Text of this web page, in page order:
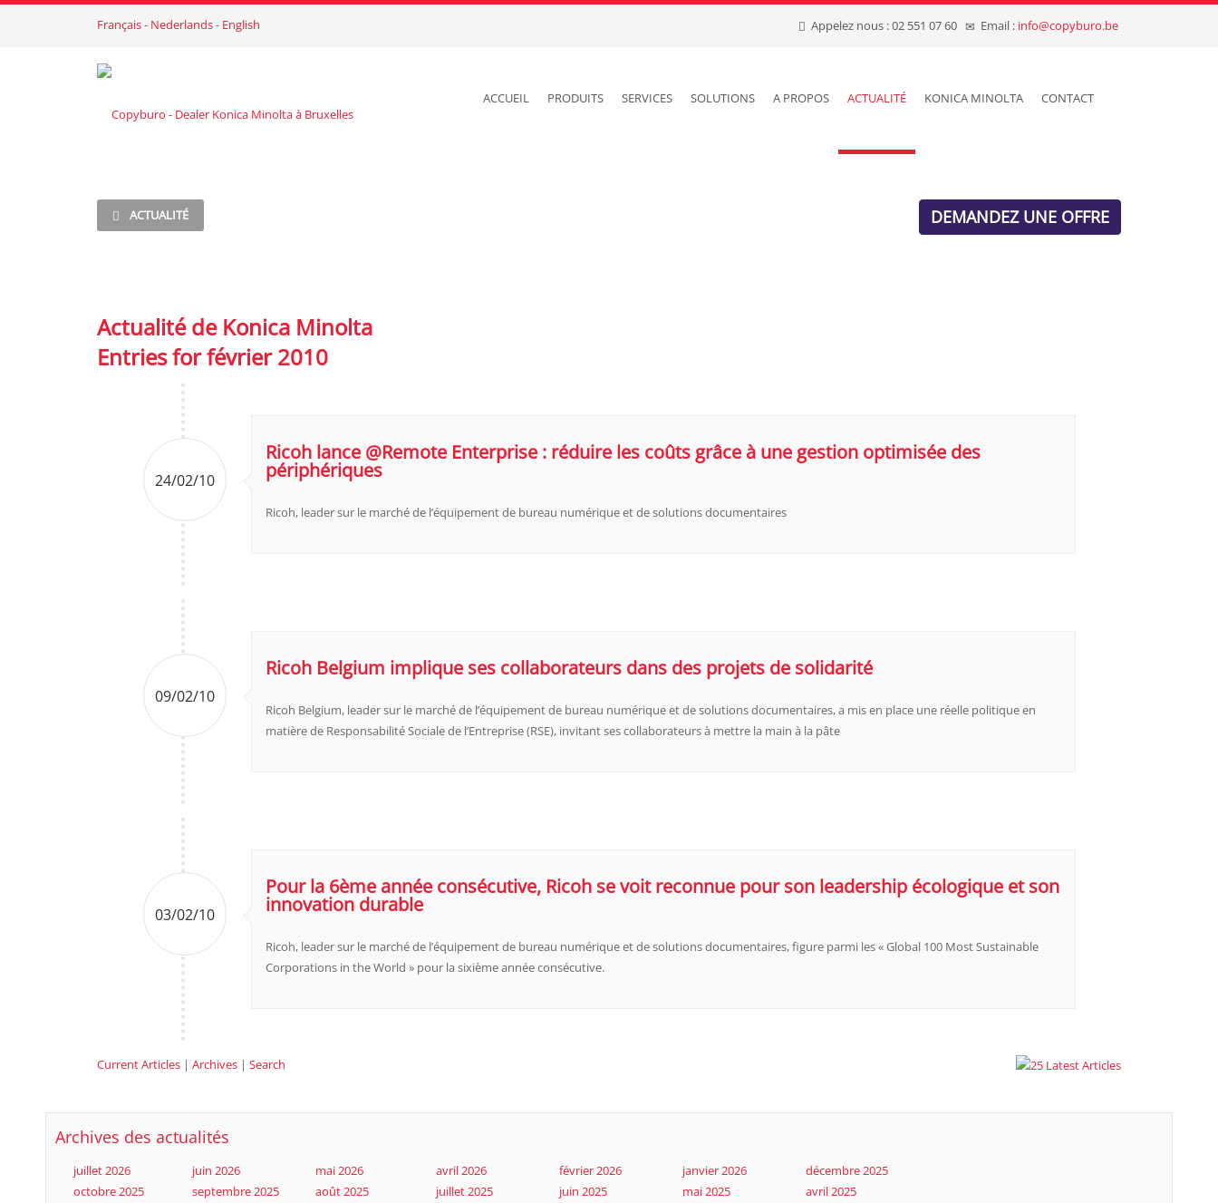
Français- Nederlands- English Appelez nous : 02 551 07 60 Email : info@copyburo.be
ACCUEIL PRODUITS SERVICES SOLUTIONS A PROPOS ACTUALITÉ KONICA MINOLTA CONTACT
ACTUALITÉ DEMANDEZ UNE OFFRE
Actualité de Konica Minolta
Entries for février 2010
24/02/10
Ricoh lance @Remote Enterprise : réduire les coûts grâce à une gestion optimisée des
périphériques
Ricoh, leader sur le marché de l’équipement de bureau numérique et de solutions documentaires
09/02/10
Ricoh Belgium implique ses collaborateurs dans des projets de solidarité
Ricoh Belgium, leader sur le marché de l’équipement de bureau numérique et de solutions documentaires, a mis en place une réelle politique en
matière de Responsabilité Sociale de l’Entreprise (RSE), invitant ses collaborateurs à mettre la main à la pâte
03/02/10
Pour la 6ème année consécutive, Ricoh se voit reconnue pour son leadership écologique et son
innovation durable
Ricoh, leader sur le marché de l’équipement de bureau numérique et de solutions documentaires, figure parmi les « Global 100 Most Sustainable
Corporations in the World » pour la sixième année consécutive.
Current Articles | Archives | Search
Archives des actualités
juillet 2026 juin 2026 mai 2026 avril 2026 février 2026 janvier 2026
décembre 2025
octobre 2025
septembre 2025 août 2025 juillet 2025 juin 2025 mai 2025
avril 2025